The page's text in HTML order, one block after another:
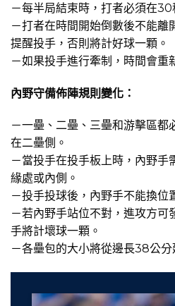
－每半局結束時，打者必須在30
－打者在時間開始倒數後不能
提醒投手，否則將計好球一顆。
－如果投手進行牽制，時間會重
內野守備佈陣規則變化：
－一壘、二壘、三壘和游擊區都
在二壘側。
－當投手在投手板上時，內野手
緣處或內側。
－投手投球後，內野手不能換位
－若內野手站位不對，進攻方可
手將計壞球一顆。
－各壘包的大小將從邊長38公分